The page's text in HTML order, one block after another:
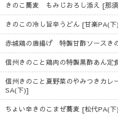
きのこ蕎麦 もみじおろし添え [那
きのこの冷し旨辛うどん [甘楽PA(
赤城鶏の唐揚げ 特製甘酢ソースき
信州きのこと鶏肉の特製黒酢あん定
信州きのこと夏野菜のやみつきカレ
SA(下)]
ちょい辛きのこまぜ蕎麦 [松代PA(